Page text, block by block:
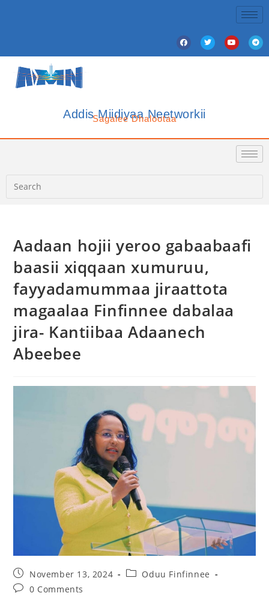
Addis Miidiyaa Neetworkii
Sagalee Dhalootaa
Aadaan hojii yeroo gabaabaafi
baasii xiqqaan xumuruu,
fayyadamummaa jiraattota
magaalaa Finfinnee dabalaa
jira- Kantiibaa Adaanech
Abeebee
November 13, 2024
Oduu Finfinnee
0 Comments